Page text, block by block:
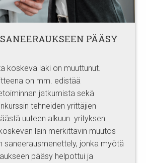
PÄÄSY
koskeva laki on muuttunut.
on mm. edistää
jatkumista sekä
tehneiden yrittäjien
uuteen alkuun. yrityksen
lain merkittävin muutos
saneerausmenettely, jonka myötä
pääsy helpottui ja